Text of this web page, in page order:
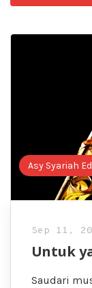
Asy Syariah
Sep 11,
Untuk
Saudari